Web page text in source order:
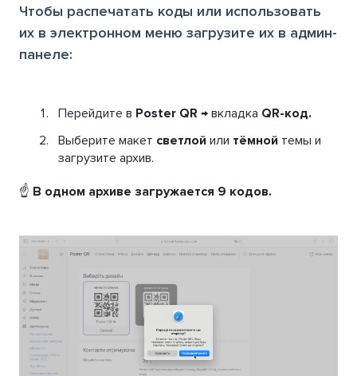
Чтобы распечатать коды или использовать
их в электронном меню загрузите их в админ-
панеле:
Перейдите в Poster QR → вкладка QR-код.
Выберите макет светлой или тëмной темы и
загрузите архив.
☝️ В одном архиве загружается 9 кодов.